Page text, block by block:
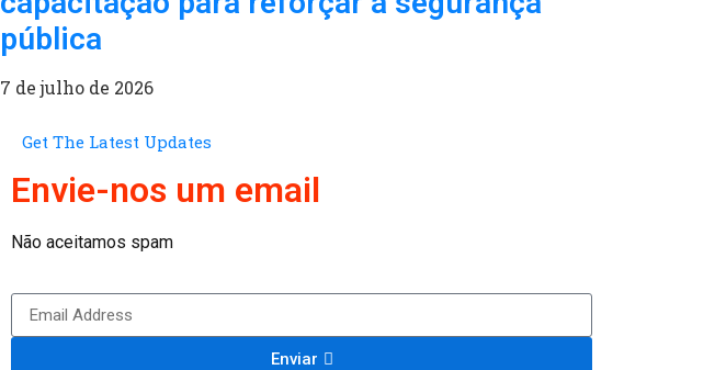
pública
7 de julho de 2026
Get The Latest Updates
Envie-nos um email
Não aceitamos spam
Enviar